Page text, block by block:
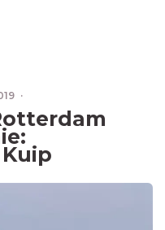
·